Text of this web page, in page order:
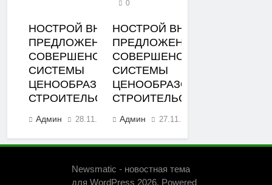
0
НОСТРОЙ ВНЕС
ПРЕДЛОЖЕНИЯ ПО
СОВЕРШЕНСТВОВАНИЮ
СИСТЕМЫ
ЦЕНООБРАЗОВАНИЯ В
СТРОИТЕЛЬСТВЕ
Админ 28.11.2023 0
НОСТРОЙ ВНЕС
ПРЕДЛОЖЕНИЯ ПО
СОВЕРШЕНСТВОВАНИЮ
СИСТЕМЫ
ЦЕНООБРАЗОВАНИЯ В
СТРОИТЕЛЬСТВЕ
Админ 27.11.2023
Newsmatic - новостная тема
для WordPress 2026. Powered